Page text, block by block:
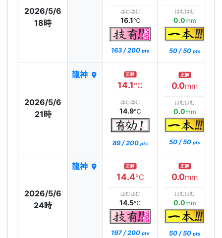
2026/5/6
18時
はむはむ
16.1℃
163 / 200 pts
はむはむ
0.0mm
50 / 50 pts
2026/5/6
21時
龍神 正解
14.1℃
はむはむ
14.9℃
89 / 200 pts
正解
0.0mm
はむはむ
0.0mm
50 / 50 pts
2026/5/6
24時
龍神 正解
14.4℃
はむはむ
14.5℃
197 / 200 pts
正解
0.0mm
はむはむ
0.0mm
50 / 50 pts